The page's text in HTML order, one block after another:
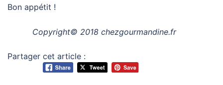
Bon appétit !
Copyright© 2018 chezgourmandine.fr
Partager cet article :